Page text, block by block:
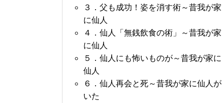
３．父も成功！姿を消す術～昔我が家
に仙人
４．仙人「無銭飲食の術」～昔我が家
に仙人
５．仙人にも怖いものが～昔我が家に
仙人
６．仙人再会と死～昔我が家に仙人が
いた